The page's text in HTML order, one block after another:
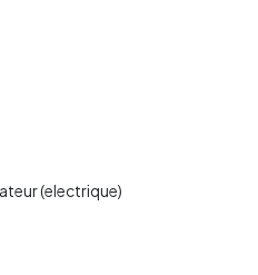
(electrique)